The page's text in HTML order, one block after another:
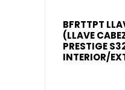
BFRTTPT
(LLAVE
PRESTIGE
INTERIOR/